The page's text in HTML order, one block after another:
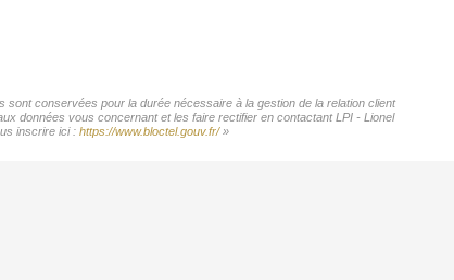
conservées pour la durée nécessaire à la gestion de la relation client
données vous concernant et les faire rectifier en contactant LPI - Lionel
inscrire ici : https://www.bloctel.gouv.fr/»